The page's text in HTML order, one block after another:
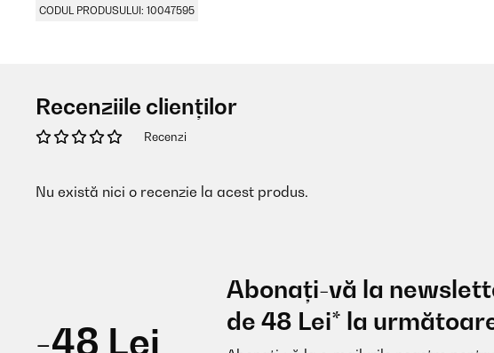
CODUL PRODUSULUI: 10047595
Recenziile clienților
Recenzi
Nu există nici o recenzie la acest produs.
-48 Lei
Abonați-vă la
de 48 Lei* la